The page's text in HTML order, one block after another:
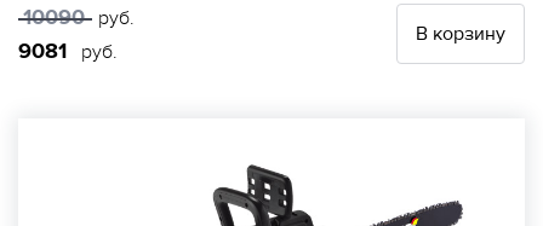
10090 руб.
9081 руб.
В корзину